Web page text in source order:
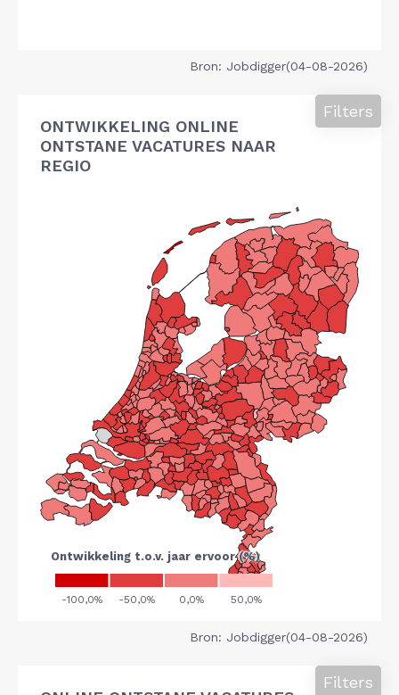
Bron: Jobdigger(04-08-2026)
ONTWIKKELING ONLINE
ONTSTANE VACATURES NAAR
REGIO
Filters
Bron: Jobdigger(04-08-2026)
Filters